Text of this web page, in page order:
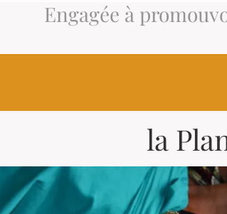
Engagée à
la